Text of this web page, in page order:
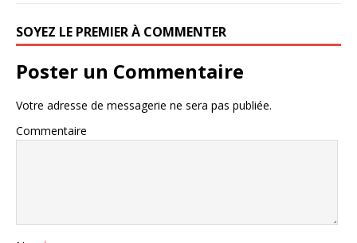
SOYEZ LE PREMIER À COMMENTER
Poster un Commentaire
Votre adresse de messagerie ne sera pas publiée.
Commentaire